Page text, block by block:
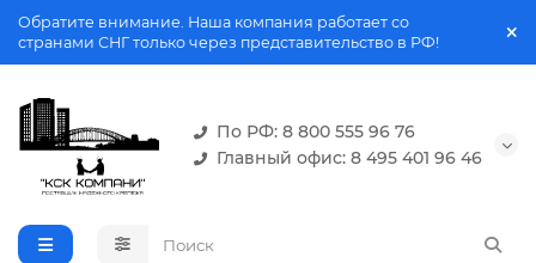
Обратите внимание. Наша компания работает со
странами СНГ только через представительство в РФ!
По РФ: 8 800 555 96 76
Главный офис: 8 495 401 96 46